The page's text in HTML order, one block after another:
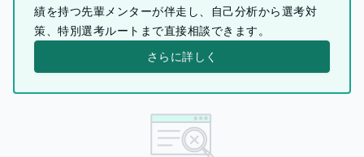
績を持つ先輩メンターが伴走し、自己分析から選考対
策、特別選考ルートまで直接相談できます。
さらに詳しく